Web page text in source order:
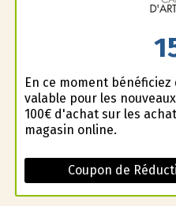
En ce moment
valable pour les
100€ d'achat sur les
magasin online.
Coupon de